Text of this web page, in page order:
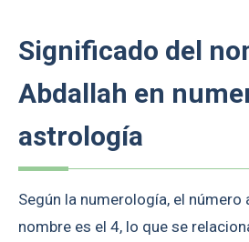
Significado del
Abdallah en
astrología
Según la numerología, el
nombre es el 4, lo que se